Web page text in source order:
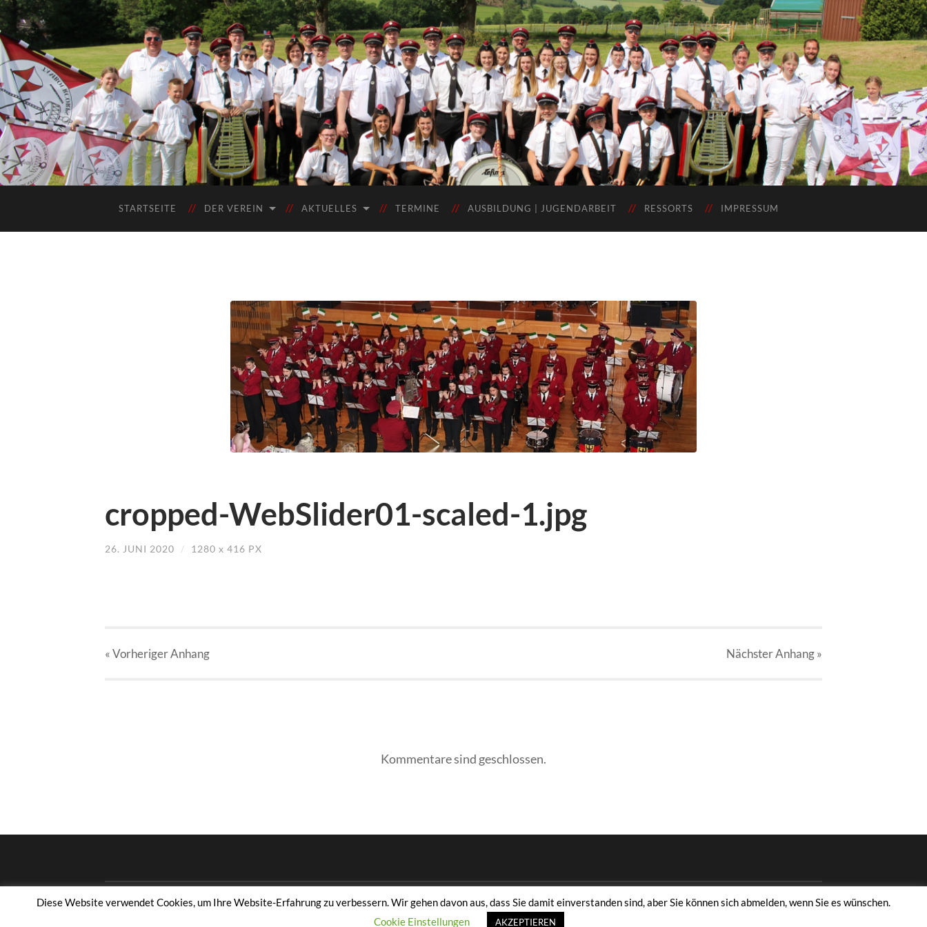
STARTSEITE DER VEREIN AKTUELLES TERMINE AUSBILDUNG | JUGENDARBEIT RESSORTS IMPRESSUM
cropped-WebSlider01-scaled-1.jpg
26. JUNI 2020 / 1280 x 416 PX
« VorherigerAnhang NächsterAnhang»
Kommentare sind geschlossen.
© 2026TAMBOURCORPS OTTFINGEN 1953 E.V. HOCH ↑
Diese Website verwendet Cookies, um Ihre Website-Erfahrung zu verbessern. Wir gehen davon aus, dass Sie damit einverstanden sind, aber Sie können sich abmelden, wenn Sie es wünschen.
Cookie Einstellungen
AKZEPTIEREN